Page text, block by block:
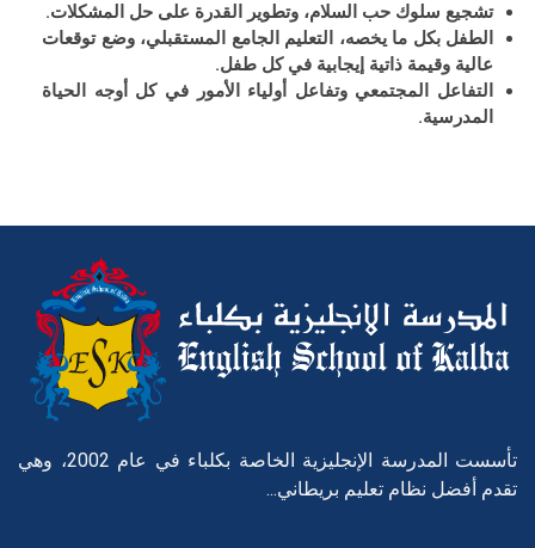
تشجيع سلوك حب السلام، وتطوير القدرة على حل المشكلات.
الطفل بكل ما يخصه، التعليم الجامع المستقبلي، وضع توقعات
عالية وقيمة ذاتية إيجابية في كل طفل.
التفاعل المجتمعي وتفاعل أولياء الأمور في كل أوجه الحياة
المدرسية.
تأسست المدرسة الإنجليزية الخاصة بكلباء في عام 2002، وهي
تقدم أفضل نظام تعليم بريطاني...